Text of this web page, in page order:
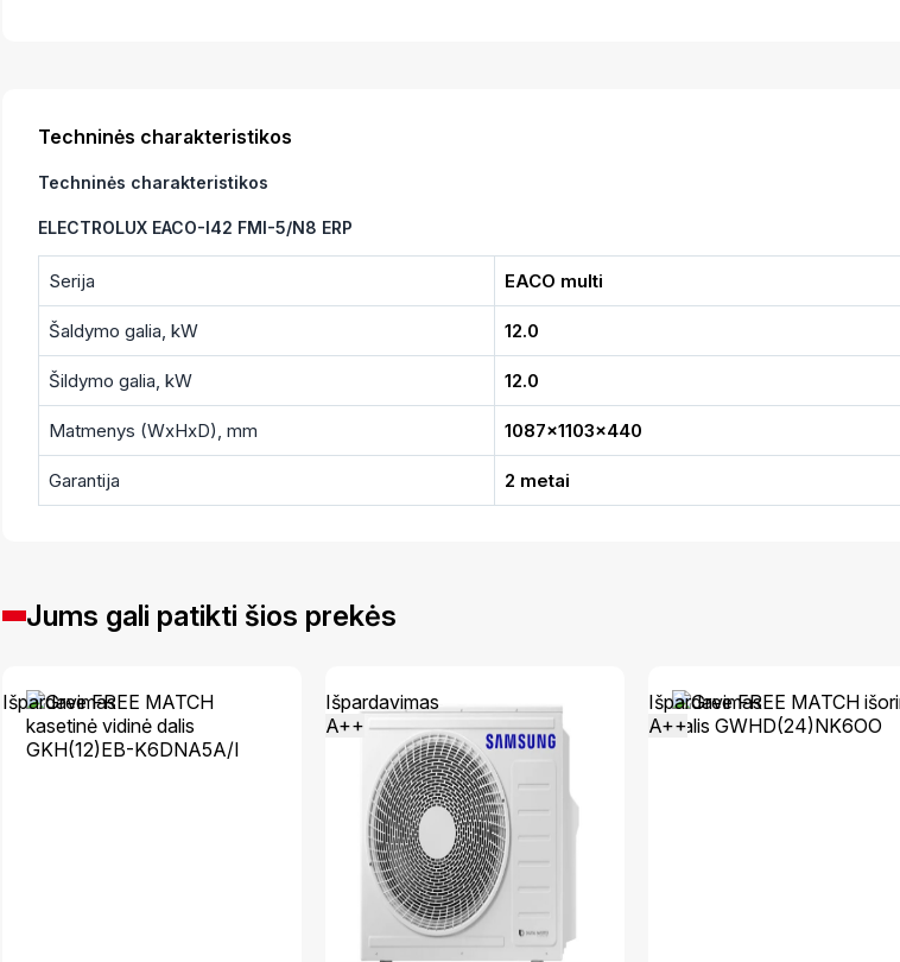
Techninės charakteristikos
Techninės charakteristikos
ELECTROLUX EACO-I42 FMI-5/N8 ERP
Serija EACO multi
Šaldymo galia, kW 12.0
Šildymo galia, kW 12.0
Matmenys (WxHxD), mm 1087x1103x440
Garantija 2 metai
Jums gali patikti šios prekės
Išpardavimas
Išpardavimas
A++
Išpardavimas
A++